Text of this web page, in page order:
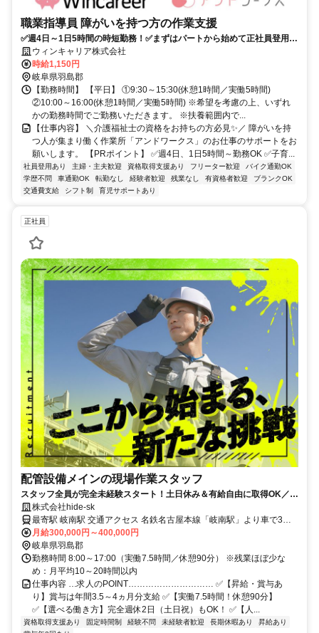
職業指導員 障がいを持つ方の作業支援
✅週4日～1日5時間の時短勤務！✅まずはパートから始めて正社員登用も
可能！✅資格取得支援あり
ウィンキャリア株式会社
時給1,150円
岐阜県羽島郡
【勤務時間】 【平日】 ①9:30～15:30(休憩1時間／実働5時間)
②10:00～16:00(休憩1時間／実働5時間) ※希望を考慮の上、いずれ
かの勤務時間でご勤務いただきます。 ※扶養範囲内で...
【仕事内容】 ＼介護福祉士の資格をお持ちの方必見✨／ 障がいを持
つ人が集まり働く作業所「アンドワークス」のお仕事のサポートをお
願いします。 【PRポイント】 ✅週4日、1日5時間～勤務OK ✅子育...
社員登用あり 主婦・主夫歓迎 資格取得支援あり フリーター歓迎
バイク通勤OK
学歴不問
車通勤OK 転勤なし 経験者歓迎 残業なし 有資格者歓迎
ブランクOK
交通費支給
シフト制 育児サポートあり
正社員
配管設備メインの現場作業スタッフ
スタッフ全員が完全未経験スタート！土日休み＆有給自由に取得OK／ご
家族の保険料分の手当を支給
株式会社hide-sk
最寄駅 岐南駅 交通アクセス 名鉄名古屋本線「岐南駅」より車で3分
＊岐阜市や瑞穂市、一宮市などからも 通勤できる立地です。 ●車通勤
OK
月給300,000円～400,000円
岐阜県羽島郡
勤務時間 8:00～17:00（実働7.5時間／休憩90分） ※残業ほぼ少な
め：月平均10～20時間以内
仕事内容 …求人のPOINT………………………… ✅【昇給・賞与あ
り】賞与は年間3.5～4ヵ月分支給 ✅【実働7.5時間！休憩90分】
✅【選べる働き方】完全週休2日（土日祝）もOK！ ✅【人...
資格取得支援あり 固定時間制 経験不問 未経験者歓迎 長期休暇あり
昇給あり